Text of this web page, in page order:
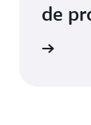
de